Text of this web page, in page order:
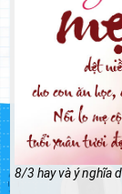
8/3 hay và ý nghĩa